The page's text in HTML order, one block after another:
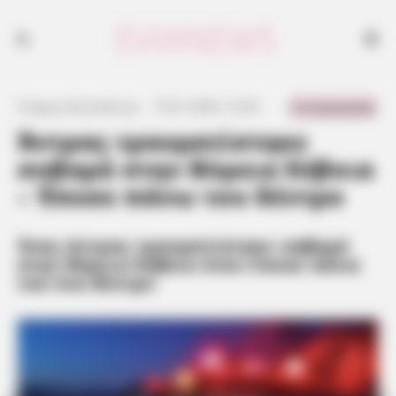
Άντρας τραυματίστηκε
σοβαρά στην Βόρεια Εύβοια
– Έπεσε πάνω του δέντρο
Ένας άντρας τραυματίστηκε σοβαρά
του ένα δέντρο